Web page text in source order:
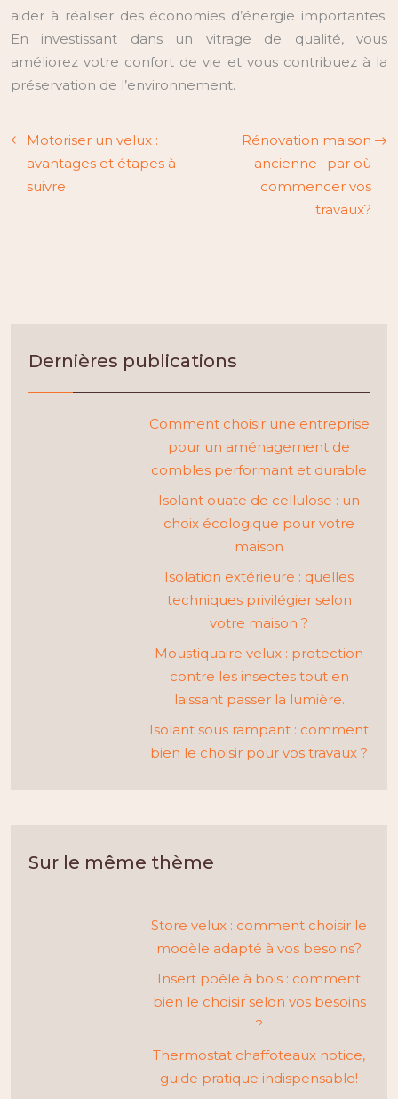
aider à réaliser des économies d’énergie importantes.
En investissant dans un vitrage de qualité, vous
améliorez votre confort de vie et vous contribuez à la
préservation de l’environnement.
Motoriser un velux :
avantages et étapes à
suivre
Rénovation maison
ancienne : par où
commencer vos
travaux?
Dernières publications
Comment choisir une entreprise
pour un aménagement de
combles performant et durable
Isolant ouate de cellulose : un
choix écologique pour votre
maison
Isolation extérieure : quelles
techniques privilégier selon
votre maison ?
Moustiquaire velux : protection
contre les insectes tout en
laissant passer la lumière.
Isolant sous rampant : comment
bien le choisir pour vos travaux ?
Sur le même thème
Store velux : comment choisir le
modèle adapté à vos besoins?
Insert poêle à bois : comment
bien le choisir selon vos besoins
?
Thermostat chaffoteaux notice,
guide pratique indispensable!